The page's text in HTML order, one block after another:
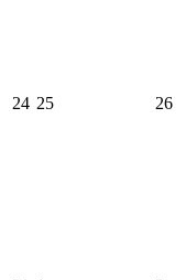
24 25 26